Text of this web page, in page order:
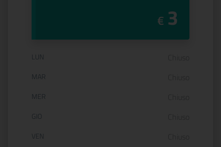
€ 3
Orario di apertura:
LUN
MAR
MER
GIO
VEN